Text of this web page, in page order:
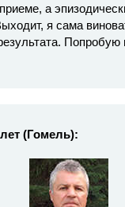
а
я сама
Попробую
(Гомель):